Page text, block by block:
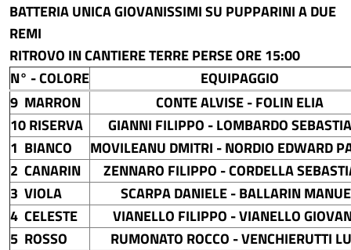
BATTERIA UNICA GIOVANISSIMI SU PUPPARINI A DUE
REMI
RITROVO IN CANTIERE TERRE PERSE ORE 15:00
N° - COLORE
EQUIPAGGIO
9 MARRON
CONTE ALVISE - FOLIN ELIA
10 RISERVA
GIANNI FILIPPO - LOMBARDO
1 BIANCO
MOVILEANU DMITRI - NORDIO EDWARD
2 CANARIN
ZENNARO FILIPPO - CORDELLA
3 VIOLA
SCARPA DANIELE - BALLARIN
4 CELESTE
VIANELLO FILIPPO - VIANELLO
5 ROSSO
RUMONATO ROCCO - VENCHIERUTTI